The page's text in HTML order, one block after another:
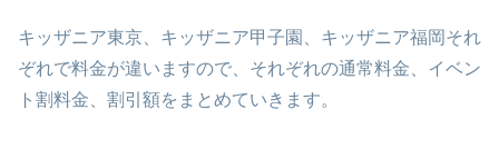
キッザニア東京、キッザニア甲子園、キッザニア福岡それ
ぞれで料金が違いますので、それぞれの通常料金、イベン
ト割料金、割引額をまとめていきます。